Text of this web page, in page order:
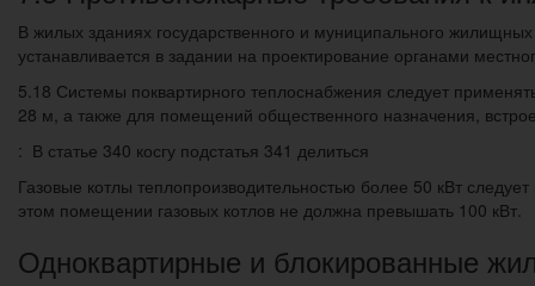
В жилых зданиях государственного и муниципального
устанавливается в задании на проектирование органами
5.18 Системы поквартирного теплоснабжения следует
28 м, а также для помещений общественного назначения,
: В статье 340 косгу подстатья 341 делиться
Газовые котлы теплопроизводительностью более 50 кВт
этом помещении газовых котлов не должна превышать 100 кВт.
Одноквартирные и блокированные